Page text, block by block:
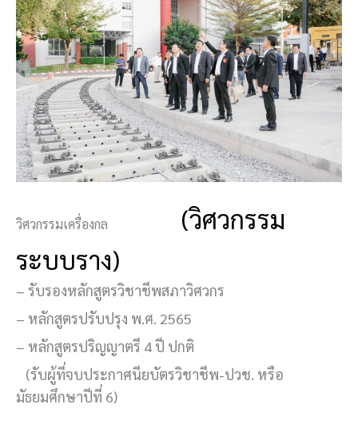
วิศวกรรมเครื่องกล (วิศวกรรม
ระบบราง)
– รับรองหลักสูตรวิชาชีพสภาวิศวกร
– หลักสูตรปรับปรุง พ.ศ. 2565
– หลักสูตรปริญญาตรี 4 ปี ปกติ
(รับผู้ที่จบประกาศนียบัตรวิชาชีพ-ปวช. หรือ
มัธยมศึกษาปีที่ 6)